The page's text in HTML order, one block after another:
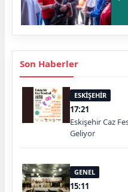
Son Haberler
ESKİŞEHİR
17:21
Eskişehir Caz
Geliyor
GENEL
15:11